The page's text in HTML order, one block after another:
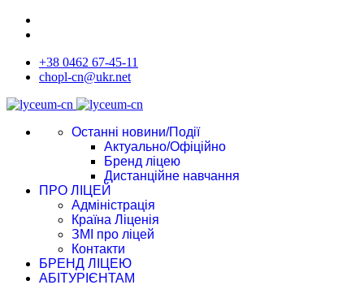
+38 0462 67-45-11
chopl-cn@ukr.net
Останні новини/Події
Актуально/Офіційно
Бренд ліцею
Дистанційне навчання
ПРО ЛІЦЕЙ
Адміністрація
Країна Ліценія
ЗМІ про ліцей
Контакти
БРЕНД ЛІЦЕЮ
АБІТУРІЄНТАМ